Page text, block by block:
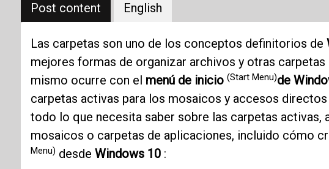
Post content English
Las carpetas son uno de los conceptos definitorios de
mejores formas de organizar archivos y otras
mismo ocurre con el menú de inicio (Start Menu)de
carpetas activas para los mosaicos y accesos
todo lo que necesita saber sobre las carpetas activas,
mosaicos o carpetas de aplicaciones, incluido cómo
Menu) desde Windows 10: